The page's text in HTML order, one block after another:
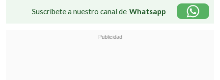
Suscríbete a nuestro canal de Whatsapp